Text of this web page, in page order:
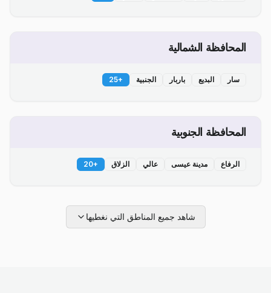
المحافظة الشمالية
سار البديع باربار الجنبية +
25
المحافظة الجنوبية
الرفاع مدينة عيسى عالي الزلاق +
20
شاهد جميع المناطق التي نغطيها